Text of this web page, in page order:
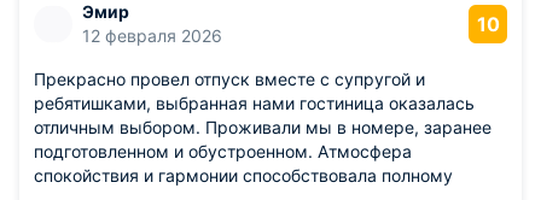
Эмир
12 февраля 2026
10
Прекрасно провел отпуск вместе с супругой и
ребятишками, выбранная нами гостиница оказалась
отличным выбором. Проживали мы в номере, заранее
подготовленном и обустроенном. Атмосфера
спокойствия и гармонии способствовала полному